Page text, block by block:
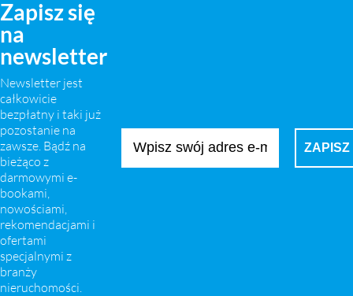
Zapisz się
na
newsletter
Newsletter jest
całkowicie
bezpłatny i taki już
pozostanie na
zawsze. Bądź na
bieżąco z
darmowymi e-
bookami,
nowościami,
rekomendacjami i
ofertami
specjalnymi z
branży
nieruchomości.